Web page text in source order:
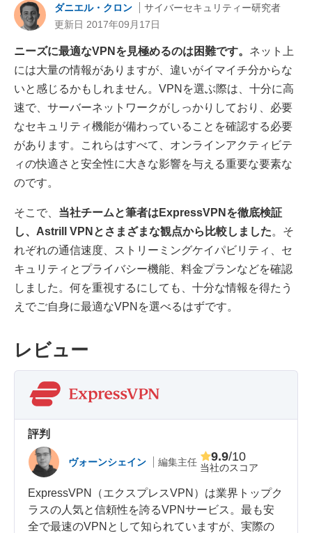
ダニエル・クロン
サイバーセキュリティー研究者
更新日 2017年09月17日
ニーズに最適なVPNを見極めるのは困難です。 ネット上
には大量の情報がありますが、違いがイマイチ分からな
いと感じるかもしれません。VPNを選ぶ際は、十分に高
速で、サーバーネットワークがしっかりしており、必要
なセキュリティ機能が備わっていることを確認する必要
があります。これらはすべて、オンラインアクティビテ
ィの快適さと安全性に大きな影響を与える重要な要素な
のです。
そこで、 当社チームと筆者はExpressVPNを徹底検証
し、Astrill VPNとさまざまな観点から比較しました。そ
れぞれの通信速度、ストリーミングケイパビリティ、セ
キュリティとプライバシー機能、料金プランなどを確認
しました。何を重視するにしても、十分な情報を得たう
えでご自身に最適なVPNを選べるはずです。
レビュー
評判
ヴォーンシェイン 編集主任 当社のスコア
9.9/10
ExpressVPN（エクスプレスVPN）は業界トップク
ラスの人気と信頼性を誇るVPNサービス。最も安
全で最速のVPNとして知られていますが、実際の